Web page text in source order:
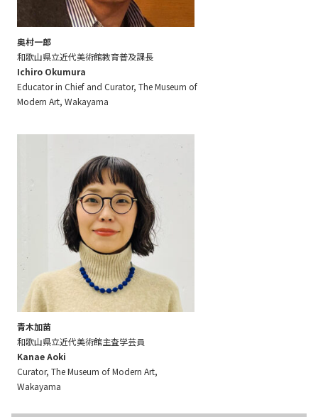
奥村一郎
和歌山県立近代美術館教育普及課長
Ichiro Okumura
Educator in Chief and Curator, The Museum of
Modern Art, Wakayama
青木加苗
和歌山県立近代美術館主査学芸員
Kanae Aoki
Curator, The Museum of Modern Art,
Wakayama